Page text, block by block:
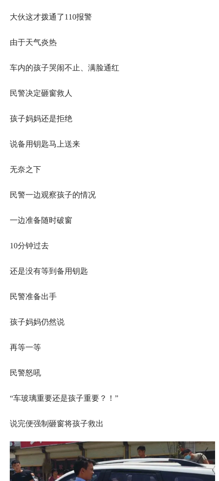
大伙这才拨通了110报警
由于天气炎热
车内的孩子哭闹不止、满脸通红
民警决定砸窗救人
孩子妈妈还是拒绝
说备用钥匙马上送来
无奈之下
民警一边观察孩子的情况
一边准备随时破窗
10分钟过去
还是没有等到备用钥匙
民警准备出手
孩子妈妈仍然说
再等一等
民警怒吼
“车玻璃重要还是孩子重要？！”
说完便强制砸窗将孩子救出